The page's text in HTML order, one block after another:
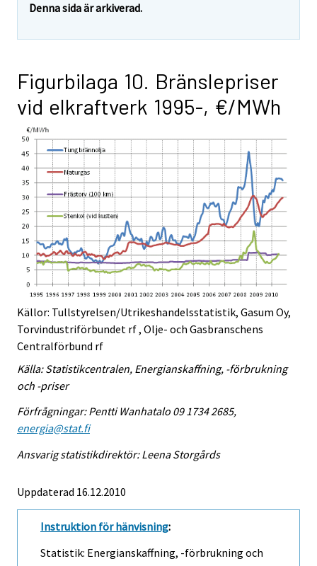
Denna sida är arkiverad.
Figurbilaga 10. Bränslepriser
vid elkraftverk 1995-, €/MWh
Källor: Tullstyrelsen/Utrikeshandelsstatistik, Gasum Oy,
Torvindustriförbundet rf , Olje- och Gasbranschens
Centralförbund rf
Källa: Statistikcentralen, Energianskaffning, -förbrukning
och -priser
Förfrågningar: Pentti Wanhatalo 09 1734 2685,
energia@stat.fi
Ansvarig statistikdirektör: Leena Storgårds
Uppdaterad 16.12.2010
Instruktion för hänvisning:
Statistik: Energianskaffning, -förbrukning och